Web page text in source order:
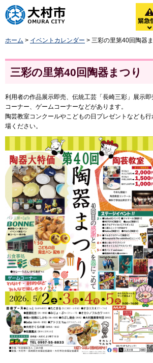
大村市
ホーム > イベントカレンダー > 三彩の里第40回陶器
三彩の里第40回陶器まつり
利用者の作品展示即売、伝統工芸「長崎三彩」展示
コーナー、ゲームコーナーなどがあります。
陶芸教室コンクールやこどもの日プレゼントなども
場ください。